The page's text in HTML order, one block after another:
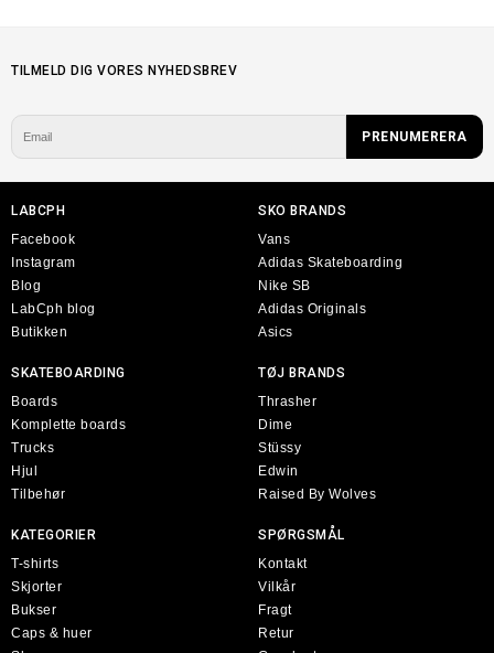
TILMELD DIG VORES NYHEDSBREV
LABCPH
Facebook
Instagram
Blog
LabCph blog
Butikken
SKO BRANDS
Vans
Adidas Skateboarding
Nike SB
Adidas Originals
Asics
SKATEBOARDING
Boards
Komplette boards
Trucks
Hjul
Tilbehør
TØJ BRANDS
Thrasher
Dime
Stüssy
Edwin
Raised By Wolves
KATEGORIER
T-shirts
Skjorter
Bukser
Caps & huer
SPØRGSMÅL
Kontakt
Vilkår
Fragt
Retur